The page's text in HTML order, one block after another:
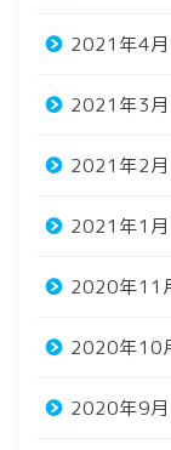
2021年4月
2021年3月
2021年2月
2021年1月
2020年11
2020年10
2020年9月